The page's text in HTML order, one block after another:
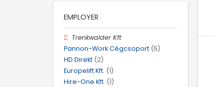
EMPLOYER
Trenkwalder Kft
Pannon-Work Cégcsoport (5)
HD Direkt (2)
Europelift Kft. (1)
Hire-One Kft. (1)